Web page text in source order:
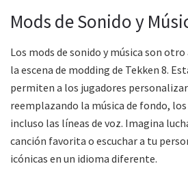
Mods de Sonido y
Los mods de sonido y música son
la escena de modding de Tekken 8.
permiten a los jugadores
reemplazando la música de fondo,
incluso las líneas de voz. Imagina
canción favorita o escuchar a tu
icónicas en un idioma diferente.